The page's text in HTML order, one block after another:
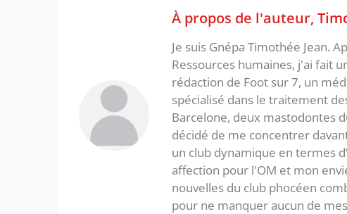
À propos de l'auteur,
Je suis Gnépa Timothée Jean.
Ressources humaines, j'ai fait
rédaction de Foot sur 7, un
spécialisé dans le traitement
Barcelone, deux mastodontes
décidé de me concentrer
un club dynamique en termes
affection pour l'OM et mon
nouvelles du club phocéen
pour ne manquer aucun de